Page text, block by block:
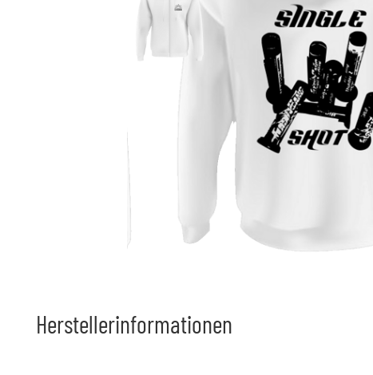
Herstellerinformationen